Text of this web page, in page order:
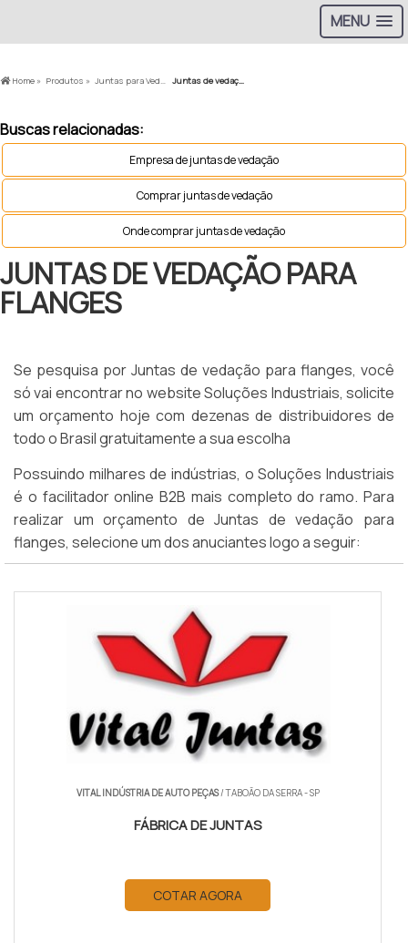
MENU
Home » Produtos » Juntas para Vedação » Juntas de vedação para flanges
Buscas relacionadas:
Empresa de juntas de vedação
Comprar juntas de vedação
Onde comprar juntas de vedação
JUNTAS DE VEDAÇÃO PARA
FLANGES
Se pesquisa por Juntas de vedação para flanges, você
só vai encontrar no website Soluções Industriais, solicite
um orçamento hoje com dezenas de distribuidores de
todo o Brasil gratuitamente a sua escolha
Possuindo milhares de indústrias, o Soluções Industriais
é o facilitador online B2B mais completo do ramo. Para
realizar um orçamento de Juntas de vedação para
flanges, selecione um dos anuciantes logo a seguir:
VITAL INDÚSTRIA DE AUTO PEÇAS/ TABOÃO DA SERRA - SP
FÁBRICA DE JUNTAS
COTAR AGORA